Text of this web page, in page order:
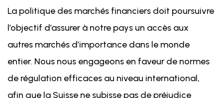
La politique des marchés financiers doit poursuivre
l’objectif d’assurer à notre pays un accès aux
autres marchés d’importance dans le monde
entier. Nous nous engageons en faveur de normes
de régulation efficaces au niveau international,
afin que la Suisse ne subisse pas de préjudice